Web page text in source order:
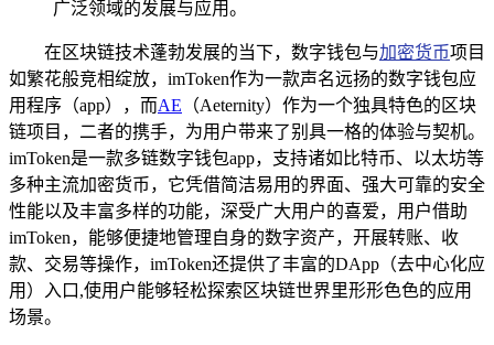
广泛领域的发展与应用。
在区块链技术蓬勃发展的当下，数字钱包与加密货币项目
如繁花般竞相绽放，imToken作为一款声名远扬的数字钱包应
用程序（app），而AE （Aeternity）作为一个独具特色的区块
链项目，二者的携手，为用户带来了别具一格的体验与契机。
imToken是一款多链数字钱包app，支持诸如比特币、以太坊等
多种主流加密货币，它凭借简洁易用的界面、强大可靠的安全
性能以及丰富多样的功能，深受广大用户的喜爱，用户借助
imToken，能够便捷地管理自身的数字资产，开展转账、收
款、交易等操作，imToken还提供了丰富的DApp（去中心化应
用）入口,使用户能够轻松探索区块链世界里形形色色的应用
场景。